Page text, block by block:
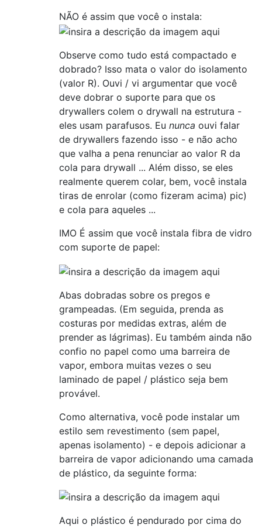
NÃO é assim que você o instala:
Observe como tudo está compactado e
dobrado? Isso mata o valor do isolamento
(valor R). Ouvi / vi argumentar que você
deve dobrar o suporte para que os
drywallers colem o drywall na estrutura -
eles usam parafusos. Eu nunca ouvi falar
de drywallers fazendo isso - e não acho
que valha a pena renunciar ao valor R da
cola para drywall ... Além disso, se eles
realmente querem colar, bem, você instala
tiras de enrolar (como fizeram acima) pic)
e cola para aqueles ...
IMO É assim que você instala fibra de vidro
com suporte de papel:
Abas dobradas sobre os pregos e
grampeadas. (Em seguida, prenda as
costuras por medidas extras, além de
prender as lágrimas). Eu também ainda não
confio no papel como uma barreira de
vapor, embora muitas vezes o seu
laminado de papel / plástico seja bem
provável.
Como alternativa, você pode instalar um
estilo sem revestimento (sem papel,
apenas isolamento) - e depois adicionar a
barreira de vapor adicionando uma camada
de plástico, da seguinte forma:
Aqui o plástico é pendurado por cima do